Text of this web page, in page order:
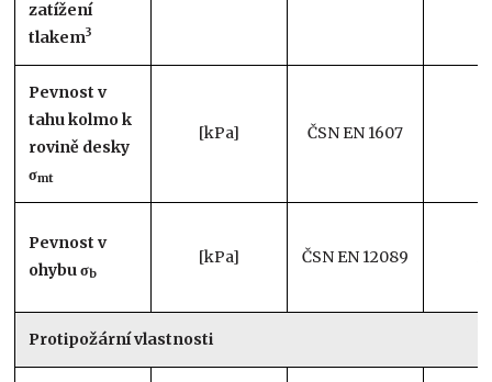
zatížení
tlakem3
Pevnost v
tahu kolmo k
rovině desky
σmt
[kPa] ČSN EN 1607
Pevnost v
ohybu σb
[kPa] ČSN EN 12089
Protipožární vlastnosti